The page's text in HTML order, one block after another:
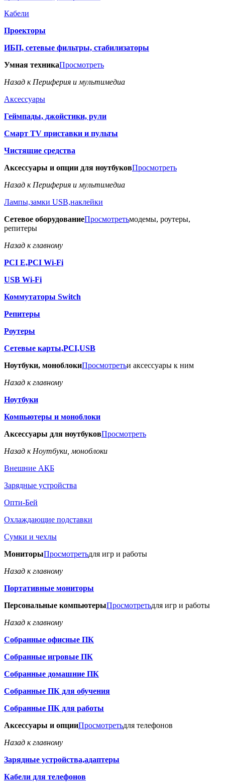
Кабели
Проекторы
ИБП, сетевые фильтры, стабилизаторы
Умная техникаПросмотреть
Назад к Периферия и мультимедиа
Аксессуары
Геймпады, джойстики, рули
Смарт TV приставки и пульты
Чистящие средства
Аксессуары и опции для ноутбуковПросмотреть
Назад к Периферия и мультимедиа
Лампы,замки USB,наклейки
Сетевое оборудованиеПросмотретьмодемы, роутеры,
репитеры
Назад к главному
PCI E,PCI Wi-Fi
USB Wi-Fi
Коммутаторы Switch
Репитеры
Роутеры
Сетевые карты,PCI,USB
Ноутбуки, моноблокиПросмотретьи аксессуары к ним
Назад к главному
Ноутбуки
Компьютеры и моноблоки
Аксессуары для ноутбуковПросмотреть
Назад к Ноутбуки, моноблоки
Внешние АКБ
Зарядные устройства
Опти-Бей
Охлаждающие подставки
Сумки и чехлы
МониторыПросмотретьдля игр и работы
Назад к главному
Портативные мониторы
Персональные компьютерыПросмотретьдля игр и работы
Назад к главному
Собранные офисные ПК
Собранные игровые ПК
Собранные домашние ПК
Собранные ПК для обучения
Собранные ПК для работы
Аксессуары и опцииПросмотретьдля телефонов
Назад к главному
Зарядные устройства,адаптеры
Кабели для телефонов